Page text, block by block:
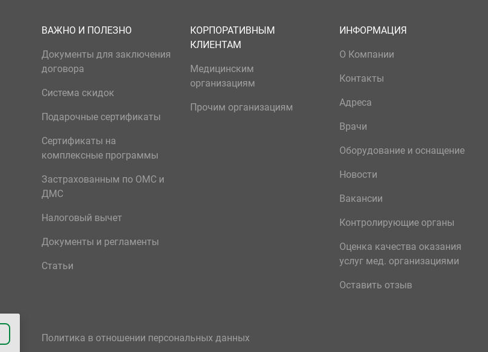
ВАЖНО И ПОЛЕЗНО
Документы для заключения
договора
Система скидок
Подарочные сертификаты
Сертификаты на
комплексные программы
Застрахованным по ОМС и
ДМС
Налоговый вычет
Документы и регламенты
Статьи
КОРПОРАТИВНЫМ
КЛИЕНТАМ
Медицинским
организациям
Прочим организациям
ИНФОРМАЦИЯ
О Компании
Контакты
Адреса
Врачи
Оборудование и оснащение
Новости
Вакансии
Контролирующие органы
Оценка качества оказания
услуг мед. организациями
Оставить отзыв
Политика в отношении персональных данных